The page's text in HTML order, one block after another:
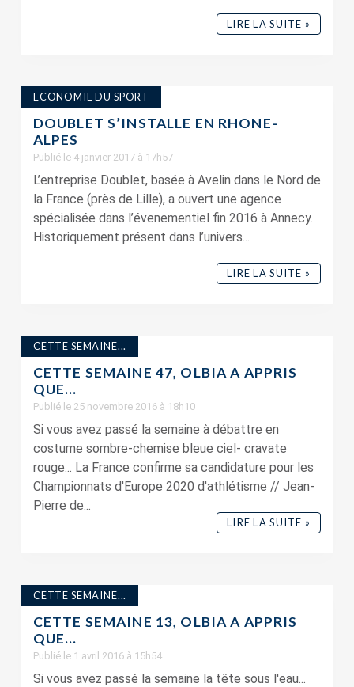
LIRE LA SUITE »
ECONOMIE DU SPORT
DOUBLET S’INSTALLE EN RHONE-
ALPES
Publié le 4 janvier 2017 à 17h57
L’entreprise Doublet, basée à Avelin dans le Nord de
la France (près de Lille), a ouvert une agence
spécialisée dans l’évenementiel fin 2016 à Annecy.
Historiquement présent dans l’univers...
LIRE LA SUITE »
CETTE SEMAINE...
CETTE SEMAINE 47, OLBIA A APPRIS
QUE…
Publié le 25 novembre 2016 à 18h10
Si vous avez passé la semaine à débattre en
costume sombre-chemise bleue ciel- cravate
rouge... La France confirme sa candidature pour les
Championnats d'Europe 2020 d'athlétisme // Jean-
Pierre de...
LIRE LA SUITE »
CETTE SEMAINE...
CETTE SEMAINE 13, OLBIA A APPRIS
QUE…
Publié le 1 avril 2016 à 15h54
Si vous avez passé la semaine la tête sous l'eau...